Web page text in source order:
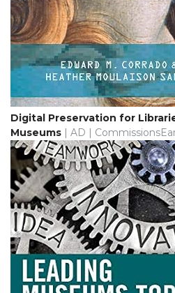
Digital Preservation for
Museums | AD |